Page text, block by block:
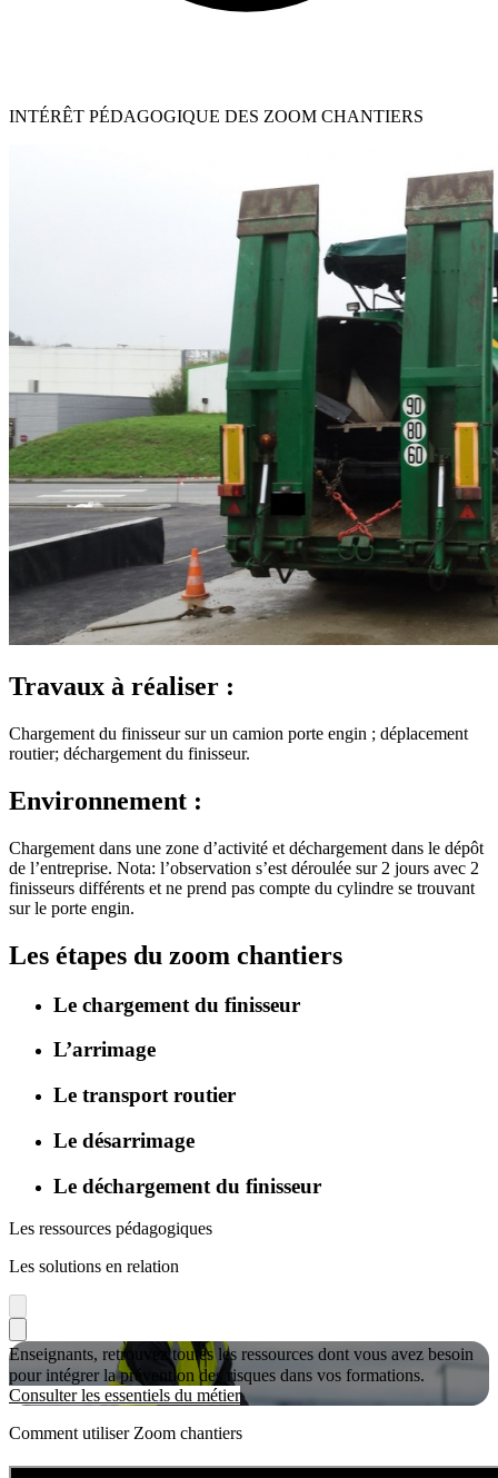
INTÉRÊT PÉDAGOGIQUE DES ZOOM CHANTIERS
Travaux à réaliser :
Chargement du finisseur sur un camion porte engin ; déplacement
routier; déchargement du finisseur.
Environnement :
Chargement dans une zone d’activité et déchargement dans le dépôt
de l’entreprise. Nota: l’observation s’est déroulée sur 2 jours avec 2
finisseurs différents et ne prend pas compte du cylindre se trouvant
sur le porte engin.
Les étapes du zoom chantiers
Le chargement du finisseur
L’arrimage
Le transport routier
Le désarrimage
Le déchargement du finisseur
Les ressources pédagogiques
Les solutions en relation
Enseignants, retrouvez toutes les ressources dont vous avez besoin
pour intégrer la prévention des risques dans vos formations.
Consulter les essentiels du métier
Comment utiliser Zoom chantiers